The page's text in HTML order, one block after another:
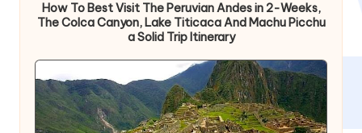
How To Best Visit The Peruvian Andes in 2-Weeks,
The Colca Canyon, Lake Titicaca And Machu Picchu
a Solid Trip Itinerary